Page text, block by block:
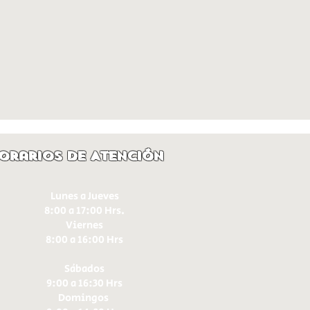
de Atención
Lunes a Jueves
8:00 a 17:00 Hrs.
Viernes
8:00 a 16:00 Hrs​
Sábados
9:00 a 16:30 Hrs
Domingos